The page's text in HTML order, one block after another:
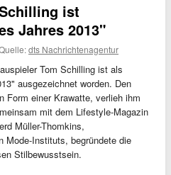
ist
Jahres 2013"
dts Nachrichtenagentur
Tom Schilling ist als
ausgezeichnet worden. Den
Form einer Krawatte, verlieh ihm
mit dem Lifestyle-Magazin
Müller-Thomkins,
Mode-Instituts, begründete die
Stilbewusstsein.